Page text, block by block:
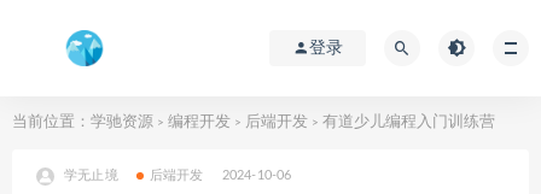
登录
当前位置： 学驰资源 > 编程开发 > 后端开发 > 有道少儿编程入门训练营
学无止境 后端开发 2024-10-06